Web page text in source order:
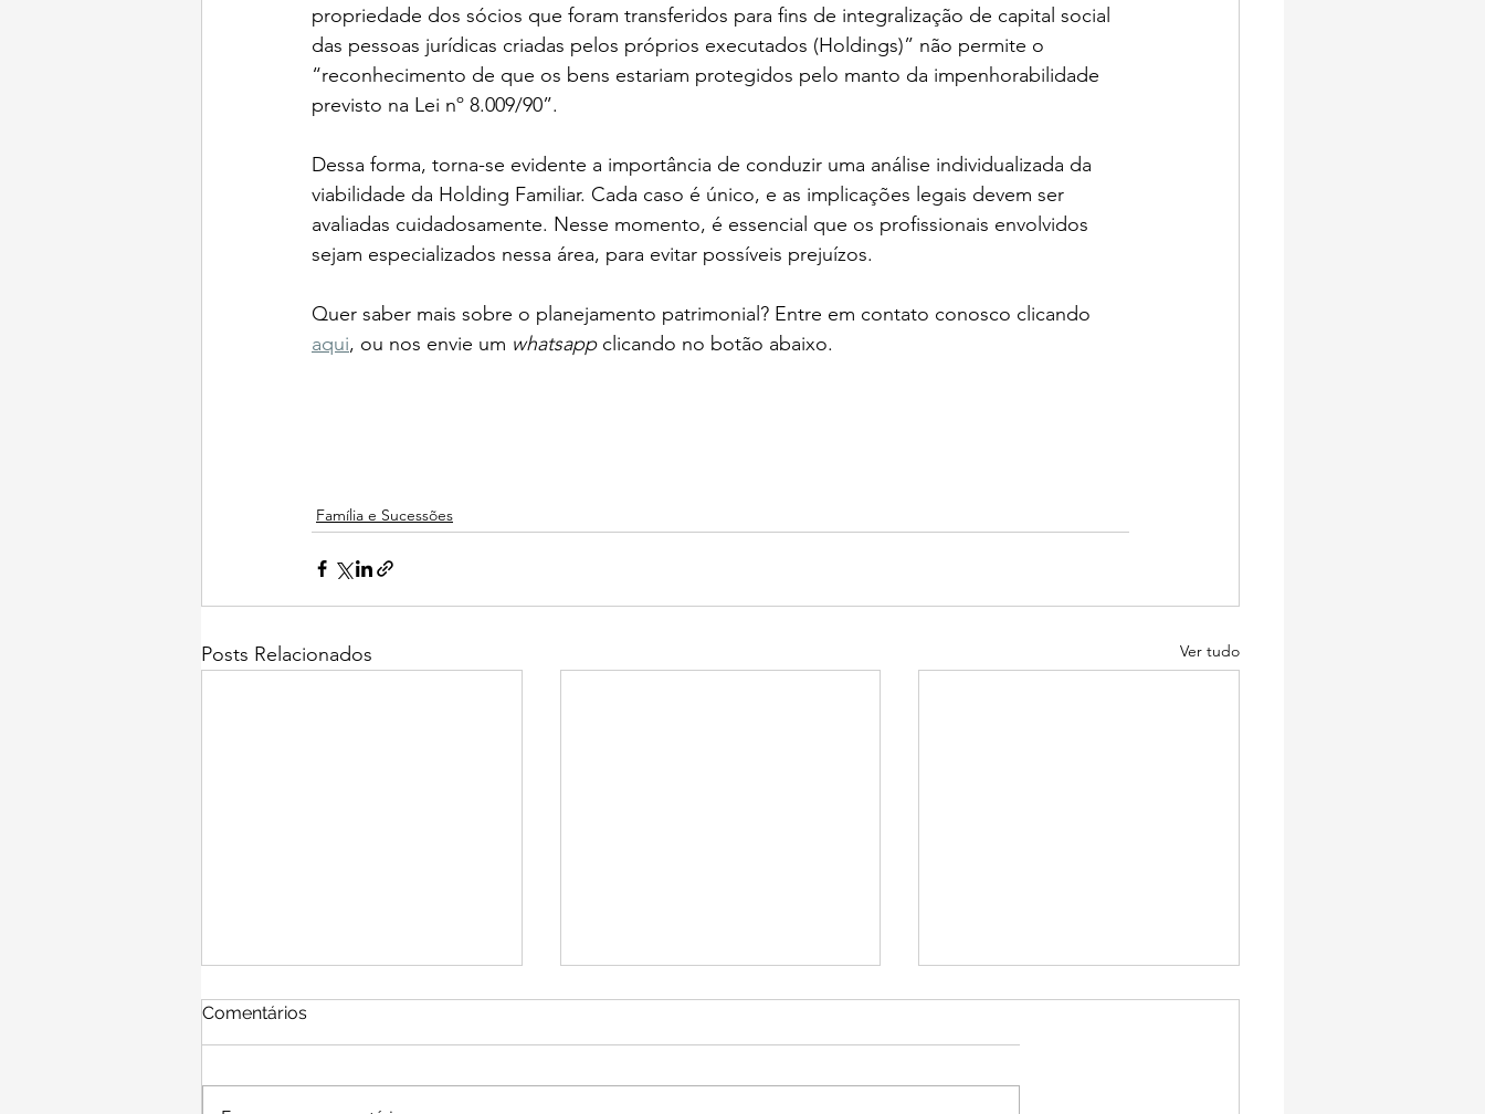
propriedade dos sócios que foram transferidos para fins de integralização de capital social
das pessoas jurídicas criadas pelos próprios executados (Holdings)” não permite o
“reconhecimento de que os bens estariam protegidos pelo manto da impenhorabilidade
previsto na Lei nº 8.009/90”.
Dessa forma, torna-se evidente a importância de conduzir uma análise individualizada da
viabilidade da Holding Familiar. Cada caso é único, e as implicações legais devem ser
avaliadas cuidadosamente. Nesse momento, é essencial que os profissionais envolvidos
sejam especializados nessa área, para evitar possíveis prejuízos.
Quer saber mais sobre o planejamento patrimonial? Entre em contato conosco clicando
aqui, ou nos envie um whatsapp clicando no botão abaixo.
Família e Sucessões
Posts Relacionados Ver tudo
Comentários